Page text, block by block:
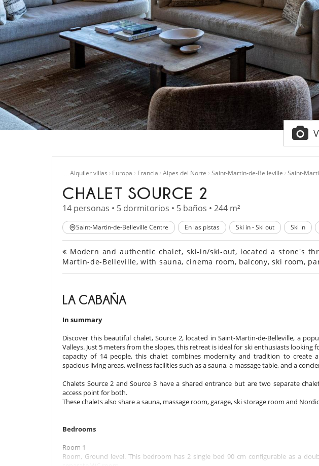
…
Inicio Alquiler villas Europa Francia Alpes del Norte Saint-Martin-de-Belleville Saint-
CHALET SOURCE 2
14 personas • 5 dormitorios • 5 baños • 244 m²
Saint-Martin-de-Belleville Centre En las pistas Ski in - Ski out Ski in
Modern and authentic chalet, ski-in/ski-out, located a stone's
Martin-de-Belleville, with sauna, cinema room, balcony, ski room,
LA CABAÑA
In summary
Discover this beautiful chalet, Source 2, located in Saint-Martin-de-Belleville, a
Valleys. Just 5 meters from the slopes, this retreat is ideal for ski enthusiasts looking
capacity of 14 people, this chalet combines modernity and tradition to create
spacious living areas, wellness facilities such as a sauna, a massage table, and a
Chalets Source 2 and Source 3 have a shared entrance but are two separate
access point for both.
These chalets also share a sauna, massage room, garage, ski storage room and
Bedrooms
Room 1
Room, Ground level. This bedroom has 2 single bed 90 cm configurable as a